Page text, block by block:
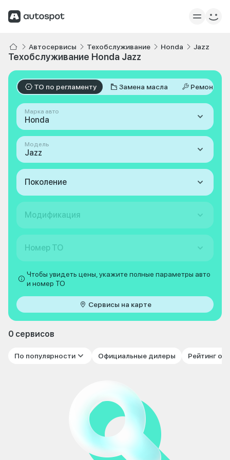
Автосервисы Техобслуживание Honda Jazz
Техобслуживание Honda Jazz
ТО по регламенту Замена масла Ремонт
Марка авто
Honda
Модель
Jazz
Поколение
Модификация
Номер ТО
Чтобы увидеть цены, укажите полные параметры авто
и номер ТО
Сервисы на карте
0 сервисов
По популярности Официальные дилеры Рейтинг